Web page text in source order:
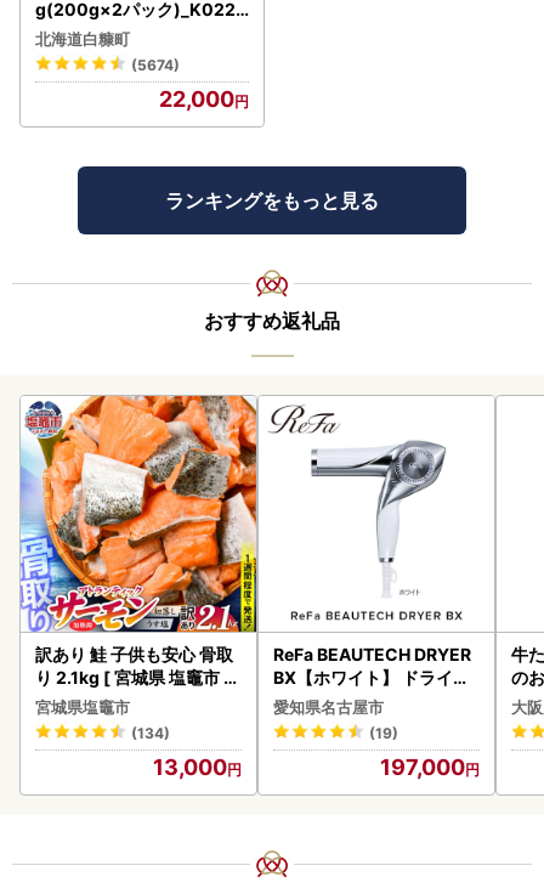
g(200g×2パック)_K022-
1676
北海道白糠町
(5674)
22,000
ランキングをもっと見る
おすすめ返礼品
訳あり 鮭 子供も安心 骨取
り 2.1kg [ 宮城県 塩竈市 ]
鮭
宮城県塩竈市
(134)
13,000
ReFa BEAUTECH DRYER
BX【ホワイト】 ドライヤ
ー 美容 家電 ドライヤー リ
ファ
愛知県名古屋市
(19)
197,000
牛
の
大